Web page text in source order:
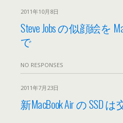
2011年10月8日
Steve Jobs の似顔絵を
で
NO RESPONSES
2011年7月23日
新MacBook Air の SSD